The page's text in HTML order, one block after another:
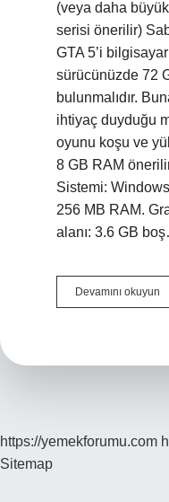
(veya daha
serisi önerilir)
GTA 5’i
sürücünüzde 72
bulunmalıdır.
ihtiyaç duyduğu
oyunu koşu ve
8 GB RAM
Sistemi:
256 MB RAM.
alanı: 3.6 GB
Devamını okuyun
7
https://yemekforumu.com
Sitemap